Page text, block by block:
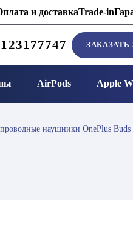
и доставкаTrade-in
AirPods Apple
наушники OnePlus